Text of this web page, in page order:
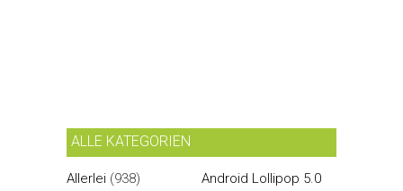
ALLE KATEGORIEN
Allerlei (938)
Android Lollipop 5.0